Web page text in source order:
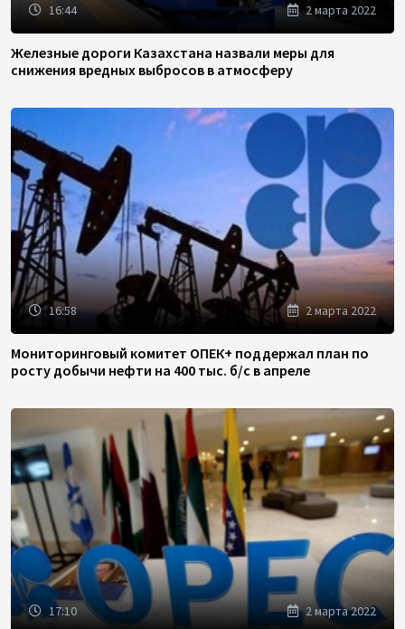
16:44 2 марта 2022
Железные дороги Казахстана назвали меры для
снижения вредных выбросов в атмосферу
16:58 2 марта 2022
Мониторинговый комитет ОПЕК+ поддержал план по
росту добычи нефти на 400 тыс. б/с в апреле
17:10 2 марта 2022